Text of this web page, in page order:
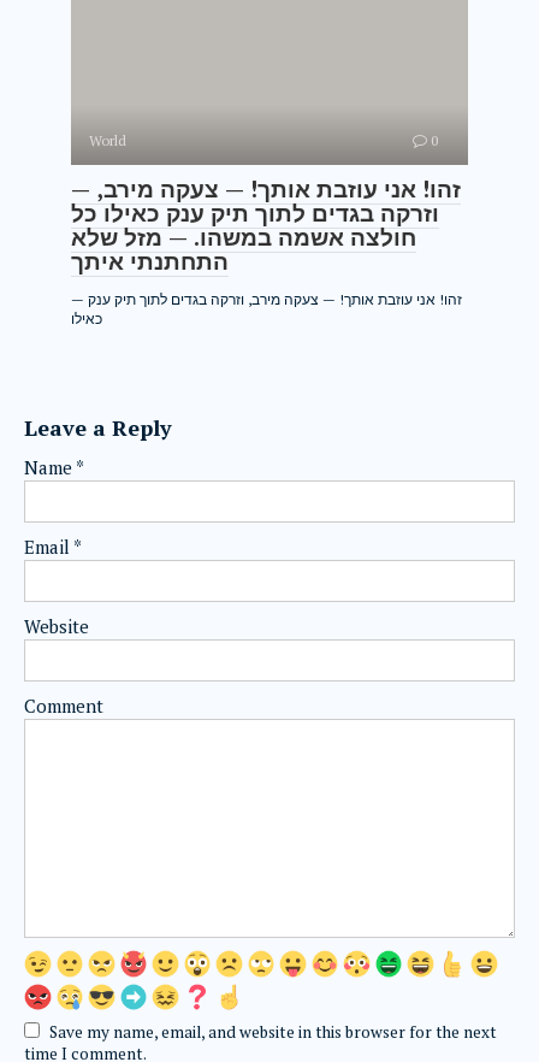
World 0
— זהו! אני עוזבת אותך! — צעקה מירב,
וזרקה בגדים לתוך תיק ענק כאילו כל
חולצה אשמה במשהו. — מזל שלא
התחתנתי איתך
— זהו! אני עוזבת אותך! — צעקה מירב, וזרקה בגדים לתוך תיק ענק
כאילו
Leave a Reply
Name *
Email *
Website
Comment
Save my name, email, and website in this browser for the next
time I comment.